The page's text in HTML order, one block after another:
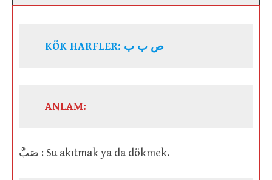
KÖK HARFLER: ص ب ب
ANLAM:
صَبَّ : Su akıtmak ya da dökmek.